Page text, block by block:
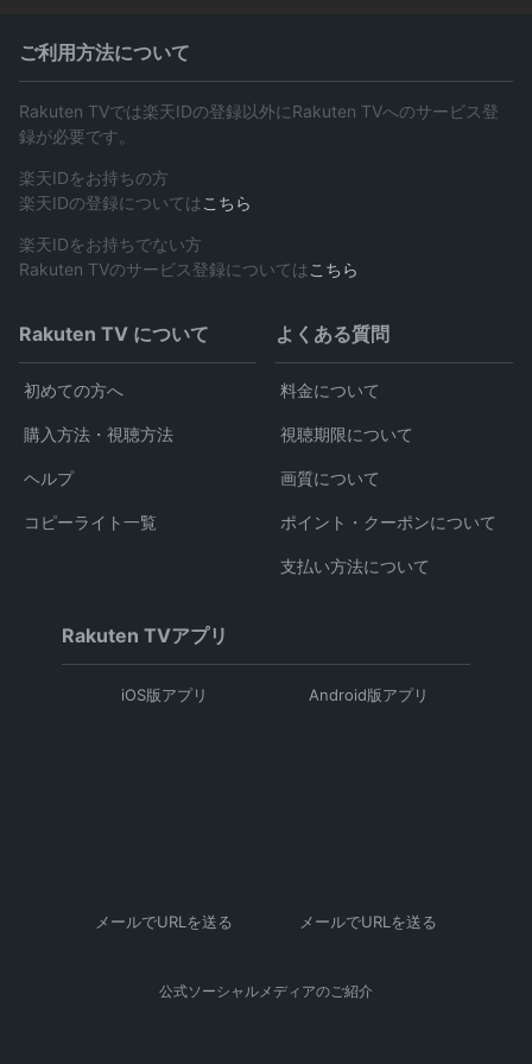
ご利用方法について
Rakuten TVでは楽天IDの登録以外にRakuten TVへのサービス登
録が必要です。
楽天IDをお持ちの方
楽天IDの登録については こちら
楽天IDをお持ちでない方
Rakuten TVのサービス登録については こちら
Rakuten TV について
初めての方へ
購入方法・視聴方法
ヘルプ
コピーライト一覧
よくある質問
料金について
視聴期限について
画質について
ポイント・クーポンについて
支払い方法について
Rakuten TVアプリ
iOS版アプリ
メールでURLを送る
Android版アプリ
メールでURLを送る
公式ソーシャルメディアのご紹介